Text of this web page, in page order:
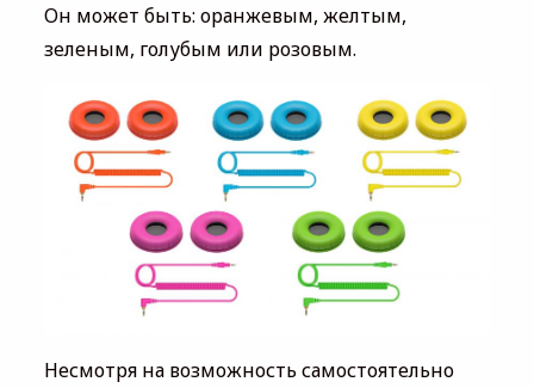
Он может быть: оранжевым, желтым,
зеленым, голубым или розовым.
Несмотря на возможность самостоятельно